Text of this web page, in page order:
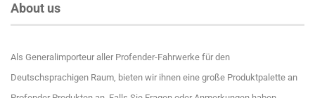
About us
Als Generalimporteur aller Profender-Fahrwerke für den
Deutschsprachigen Raum, bieten wir ihnen eine große Produktpalette an